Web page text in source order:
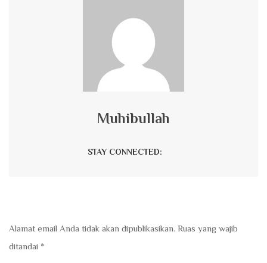
Muhibullah
STAY CONNECTED:
Alamat email Anda tidak akan dipublikasikan. Ruas yang wajib
ditandai *